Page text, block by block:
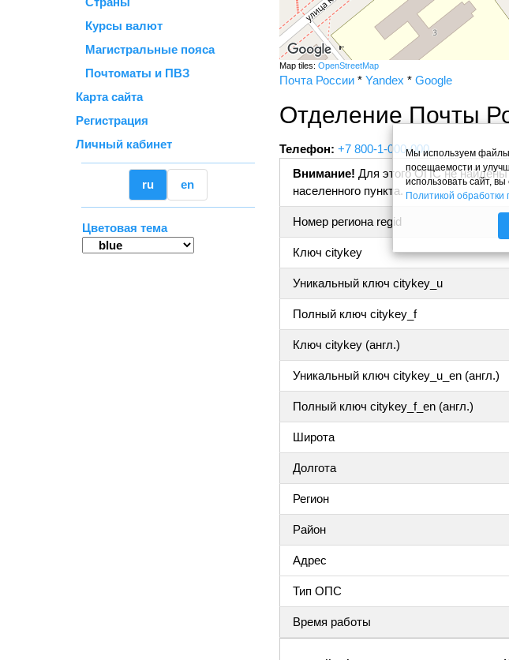
Курсы валют
Магистральные пояса
Почтоматы и ПВЗ
Карта сайта
Регистрация
Личный кабинет
ru en
Цветовая тема
Map tiles: OpenStreetMap
Почта России * Yandex * Google
Отделение Почты
Телефон: +7 800-1-000-000
Внимание! Для этого ОПС не
населенного пункта.
Номер региона regid
Ключ citykey
Уникальный ключ citykey_u
Полный ключ citykey_f
Ключ citykey (англ.)
Уникальный ключ citykey_u_en (англ.)
Полный ключ citykey_f_en (англ.)
Широта
Долгота
Регион
Район
Адрес
Тип ОПС
Время работы
Мы используем
посещаемости и
использовать сайт,
Политикой